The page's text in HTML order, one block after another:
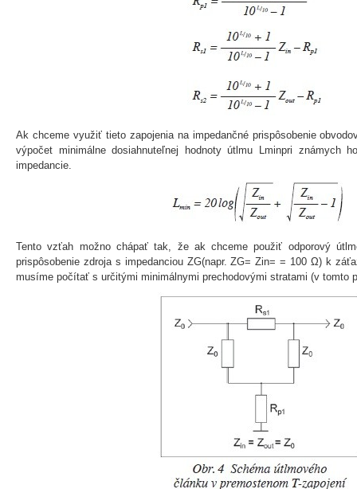
Ak chceme využiť tieto zapojenia na impedančné prispôsobenie
výpočet minimálne dosiahnuteľnej hodnoty útlmu Lminpri známych
impedancie.
Tento vzťah možno chápať tak, že ak chceme použiť odporový
prispôsobenie zdroja s impedanciou ZG(napr. ZG= Zin= = 100 Ω) k
musíme počítať s určitými minimálnymi prechodovými stratami (v tomto